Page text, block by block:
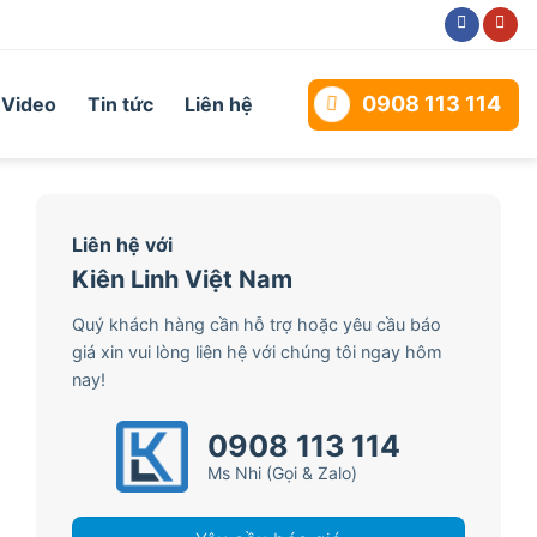
Video Tin tức Liên hệ 0908 113 114
Liên hệ với
Kiên Linh Việt Nam
Quý khách hàng cần hỗ trợ hoặc yêu cầu báo
giá xin vui lòng liên hệ với chúng tôi ngay hôm
nay!
0908 113 114
Ms Nhi (Gọi & Zalo)